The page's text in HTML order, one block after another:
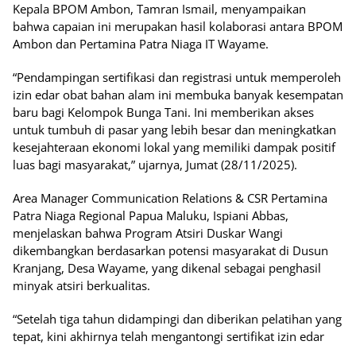
Kepala BPOM Ambon, Tamran Ismail, menyampaikan
bahwa capaian ini merupakan hasil kolaborasi antara BPOM
Ambon dan Pertamina Patra Niaga IT Wayame.
“Pendampingan sertifikasi dan registrasi untuk memperoleh
izin edar obat bahan alam ini membuka banyak kesempatan
baru bagi Kelompok Bunga Tani. Ini memberikan akses
untuk tumbuh di pasar yang lebih besar dan meningkatkan
kesejahteraan ekonomi lokal yang memiliki dampak positif
luas bagi masyarakat,” ujarnya, Jumat (28/11/2025).
Area Manager Communication Relations & CSR Pertamina
Patra Niaga Regional Papua Maluku, Ispiani Abbas,
menjelaskan bahwa Program Atsiri Duskar Wangi
dikembangkan berdasarkan potensi masyarakat di Dusun
Kranjang, Desa Wayame, yang dikenal sebagai penghasil
minyak atsiri berkualitas.
“Setelah tiga tahun didampingi dan diberikan pelatihan yang
tepat, kini akhirnya telah mengantongi sertifikat izin edar